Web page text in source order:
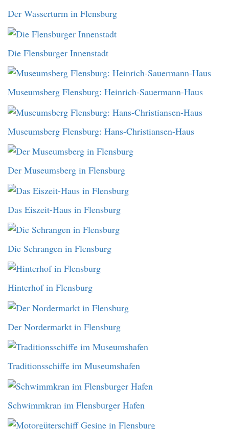
Der Wasserturm in Flensburg
Die Flensburger Innenstadt
Museumsberg Flensburg: Heinrich-Sauermann-Haus
Museumsberg Flensburg: Hans-Christiansen-Haus
Der Museumsberg in Flensburg
Das Eiszeit-Haus in Flensburg
Die Schrangen in Flensburg
Hinterhof in Flensburg
Der Nordermarkt in Flensburg
Traditionsschiffe im Museumshafen
Schwimmkran im Flensburger Hafen